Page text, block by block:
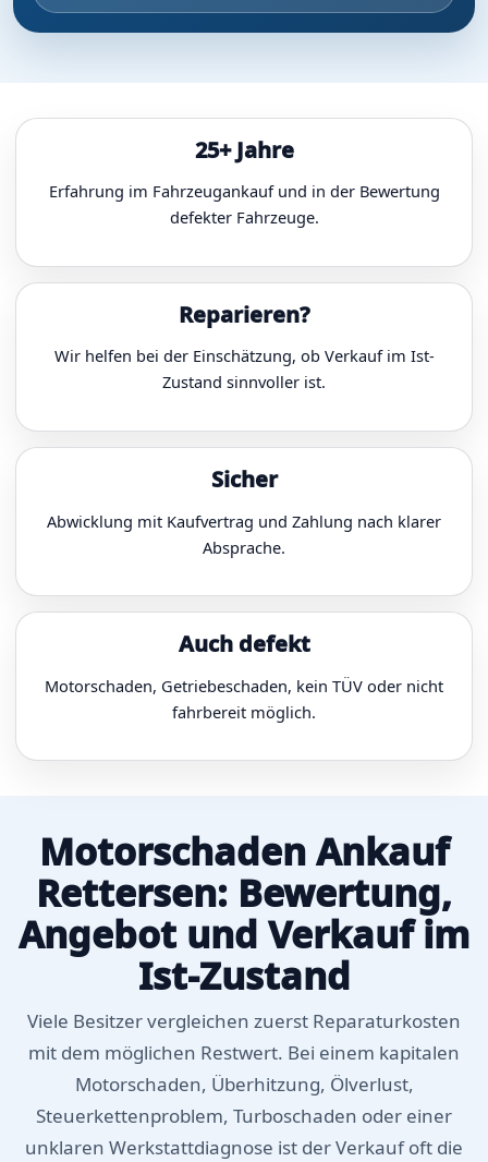
25+ Jahre
Erfahrung im Fahrzeugankauf und in der Bewertung
defekter Fahrzeuge.
Reparieren?
Wir helfen bei der Einschätzung, ob Verkauf im Ist-
Zustand sinnvoller ist.
Sicher
Abwicklung mit Kaufvertrag und Zahlung nach klarer
Absprache.
Auch defekt
Motorschaden, Getriebeschaden, kein TÜV oder nicht
fahrbereit möglich.
Motorschaden Ankauf
Rettersen: Bewertung,
Angebot und Verkauf im
Ist-Zustand
Viele Besitzer vergleichen zuerst Reparaturkosten
mit dem möglichen Restwert. Bei einem kapitalen
Motorschaden, Überhitzung, Ölverlust,
Steuerkettenproblem, Turboschaden oder einer
unklaren Werkstattdiagnose ist der Verkauf oft die